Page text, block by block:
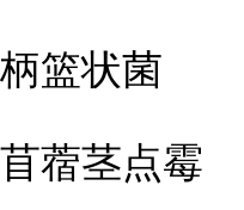
柄篮状菌
苜蓿茎点霉